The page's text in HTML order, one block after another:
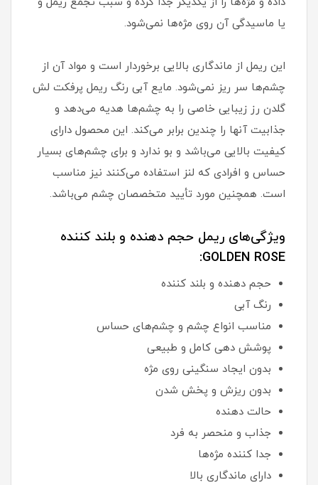
یا ماسیدگی آن روی مژه‌ها نمی‌شود.
این ریمل از ماندگاری بالایی برخوردار است و مواد آن از
چشم‌ها سر ریز نمی‌شود. مایع آبی رنگ ریمل پرفکت لش
گلدن رز زیبایی خاصی را به چشم‌ها هدیه می‌دهد و
جذابیت آنها را چندین برابر می‌کند. این محصول دارای
کیفیت بالایی می‌باشد و بو ندارد و برای چشم‌های بسیار
حساس و افرادی که لنز استفاده می‌کنند نیز مناسب
است. همچنین مورد تأیید متخصصان چشم می‌باشد.
ویژگی‌های ریمل حجم دهنده و بلند کننده
GOLDEN ROSE:
حجم دهنده و بلند کننده
رنگ آبی
مناسب انواع چشم و چشم‌های حساس
پوشش دهی کامل و طبیعی
بدون ایجاد سنگینی روی مژه
بدون ریزش و پخش شدن
حالت دهنده
جذاب و منحصر به فرد
جدا کننده مژه‌ها
دارای ماندگاری بالا